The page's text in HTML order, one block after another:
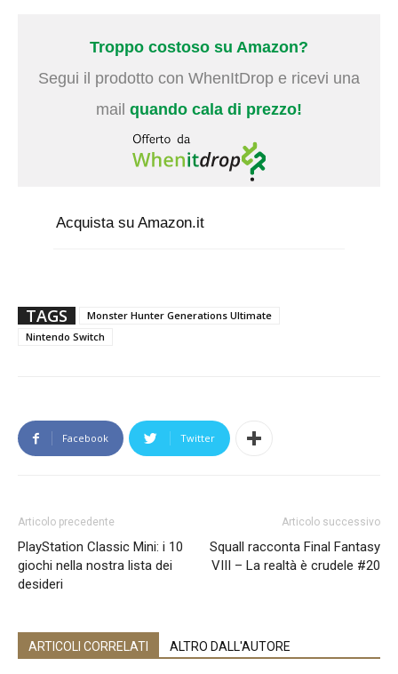
Troppo costoso su Amazon?
Segui il prodotto con WhenItDrop e ricevi una
mail quando cala di prezzo!
Acquista su Amazon.it
TAGS
Monster Hunter Generations Ultimate
Nintendo Switch
Facebook Twitter
Articolo precedente
PlayStation Classic Mini: i 10
giochi nella nostra lista dei
desideri
Articolo successivo
Squall racconta Final Fantasy
VIII – La realtà è crudele #20
ARTICOLI CORRELATI ALTRO DALL'AUTORE